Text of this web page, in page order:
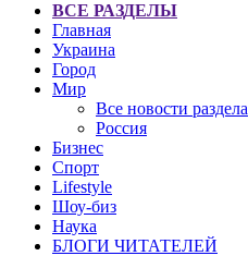
ВСЕ РАЗДЕЛЫ
Главная
Украина
Город
Мир
Все новости раздела
Россия
Бизнес
Спорт
Lifestyle
Шоу-биз
Наука
БЛОГИ ЧИТАТЕЛЕЙ